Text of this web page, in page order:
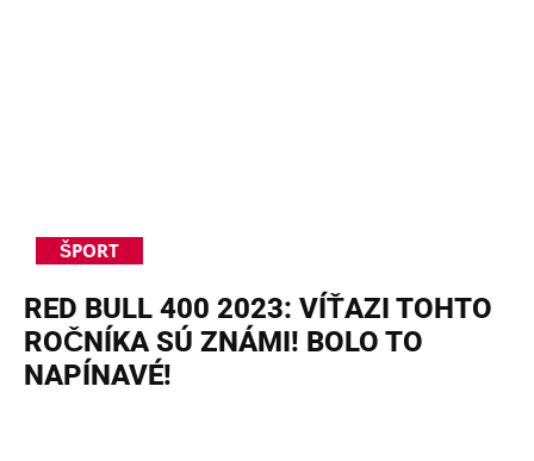
ŠPORT
RED BULL 400 2023: VÍŤAZI TOHTO
ROČNÍKA SÚ ZNÁMI! BOLO TO
NAPÍNAVÉ!